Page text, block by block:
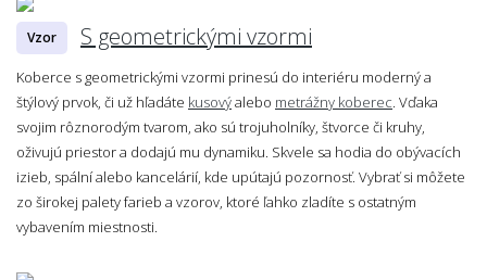
Vzor S geometrickými vzormi
Koberce s geometrickými vzormi prinesú do interiéru moderný a
štýlový prvok, či už hľadáte kusovýalebo metrážny koberec. Vďaka
svojim rôznorodým tvarom, ako sú trojuholníky, štvorce či kruhy,
oživujú priestor a dodajú mu dynamiku. Skvele sa hodia do obývacích
izieb, spální alebo kancelárií, kde upútajú pozornosť. Vybrať si môžete
zo širokej palety farieb a vzorov, ktoré ľahko zladíte s ostatným
vybavením miestnosti.